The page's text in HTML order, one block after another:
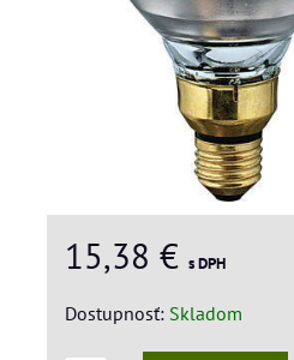
15,38 € s DPH
Dostupnosť: Skladom